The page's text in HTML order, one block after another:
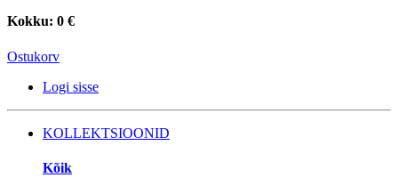
Kokku: 0 €
Ostukorv
Logi sisse
KOLLEKTSIOONID
Kõik